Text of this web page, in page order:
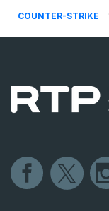
COUNTER-STRIKE